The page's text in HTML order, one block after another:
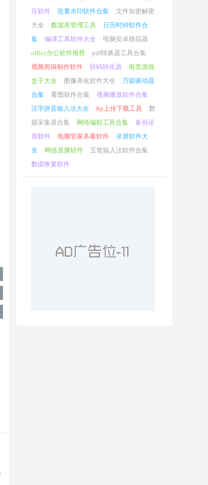
压软件
批量水印软件合集
文件加密解密
大全
数据库管理工具
日历时钟软件合
集
编译工具软件大全
电脑安卓模拟器
office办公软件推荐
pdf转换器工具合集
视频剪辑制作软件
转码转化器
电竞游戏
盒子大全
图像美化软件大全
万能驱动器
合集
看图软件合集
视频播放软件合集
汉字拼音输入法大全
ftp上传下载工具
数
据采集器合集
网络编程工具合集
备份还
原软件
电脑管家杀毒软件
录屏软件大
全
网络直播软件
五笔输入法软件合集
数据恢复软件